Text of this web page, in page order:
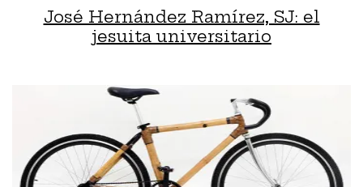
José Hernández Ramírez, SJ: el
jesuita universitario